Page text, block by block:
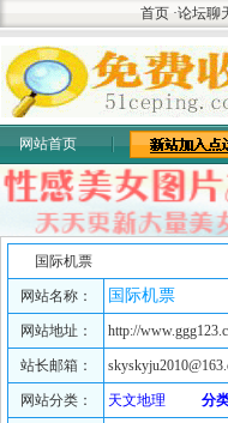
首页 ·论坛聊
网站首页
国际机票
网站名称： 国际机票
网站地址： http://
站长邮箱：
网站分类： 天文地理 分